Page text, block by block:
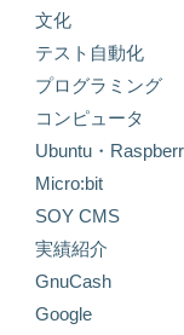
文化
テスト自動化
プログラミング
コンピュータ
Ubuntu・
Micro:bit
SOY CMS
実績紹介
GnuCash
Google